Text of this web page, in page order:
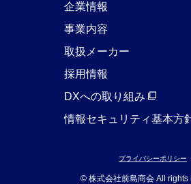
企業情報
事業内容
取扱メーカー
採用情報
DXへの取り組み
情報セキュリティ基本方
プライバシーポリシー
© 株式会社前島商会 All rights